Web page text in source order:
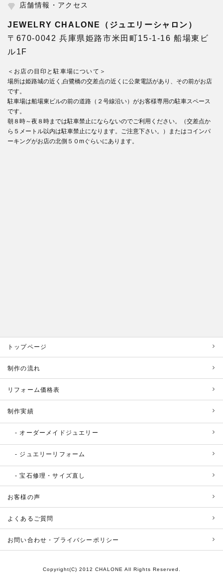
店舗情報・アクセス
JEWELRY CHALONE（ジュエリーシャロン）
〒670-0042 兵庫県姫路市米田町15-1-16 船場東ビ
ル1F
＜お店の目印と駐車場について＞
場所は姫路城の近く,白鷺橋の交差点の近くに公衆電話があり、その前がお店
です。
駐車場は船場東ビルの前の道路（２号線沿い）がお客様専用の駐車スペース
です。
朝８時～夜８時までは駐車禁止にならないのでご利用ください。（交差点か
ら５メートル以内は駐車禁止になります。ご注意下さい。）またはコインパ
ーキングがお店の北側５０mぐらいにあります。
トップページ
制作の流れ
リフォーム価格表
制作実績
オーダーメイドジュエリー
ジュエリーリフォーム
宝石修理・サイズ直し
お客様の声
よくあるご質問
お問い合わせ・プライバシーポリシー
Copyright(C) 2012 CHALONE All Rights Reserved.